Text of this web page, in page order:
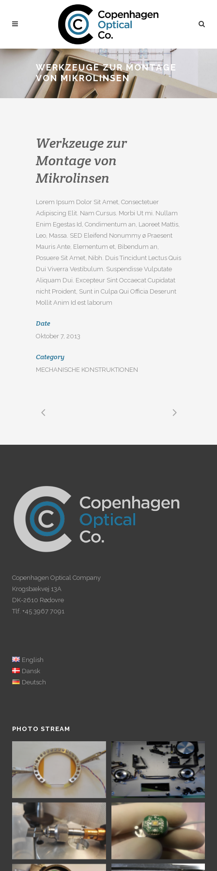
WERKZEUGE ZUR MONTAGE
VON MIKROLINSEN
Werkzeuge zur
Montage von
Mikrolinsen
Lorem Ipsum Dolor Sit Amet, Consectetuer
Adipiscing Elit. Nam Cursus. Morbi Ut mi. Nullam
Enim Egestas Id, Condimentum an, Laoreet Mattis,
Leo, Massa. SED Eleifend Nonummy ø Praesent
Mauris Ante, Elementum et, Bibendum an,
Posuere Sit Amet, Nibh. Duis Tincidunt Lectus Quis
Dui Viverra Vestibulum. Suspendisse Vulputate
Aliquam Dui. Excepteur Sint Occaecat Cupidatat
nicht Proident, Sunt in Culpa Qui Officia Deserunt
Mollit Anim Id est laborum
Date
Oktober 7, 2013
Category
MECHANISCHE KONSTRUKTIONEN
Copenhagen Optical Company
Krogsbækvej 13A
DK-2610 Rødovre
Tlf. +45 3967 7091
English
Dansk
Deutsch
PHOTO STREAM